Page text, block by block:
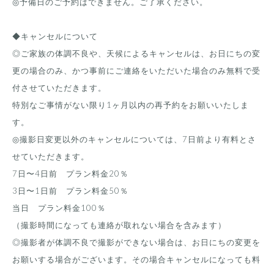
◆キャンセルについて
◎ご家族の体調不良や、天候によるキャンセルは、お日にちの変
更の場合のみ、かつ事前にご連絡をいただいた場合のみ無料で受
付させていただきます。
特別なご事情がない限り1ヶ月以内の再予約をお願いいたしま
す。
◎撮影日変更以外のキャンセルについては、7日前より有料とさ
せていただきます。
7日〜4日前 プラン料金20％
3日〜1日前 プラン料金50％
当日 プラン料金100％
（撮影時間になっても連絡が取れない場合を含みます）
◎撮影者が体調不良で撮影ができない場合は、お日にちの変更を
お願いする場合がございます。その場合キャンセルになっても料